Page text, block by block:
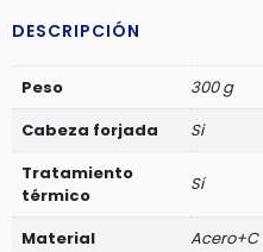
45-
ACERO
AL
CARBON
-
JDHM1303
cantidad
DESCRIPCIÓN
Peso
300 g
Cabeza forjada
Si
Tratamiento
térmico
Si
Material
Acero+C